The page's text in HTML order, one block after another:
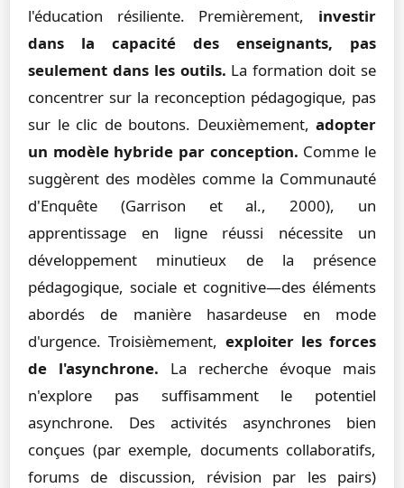
l'éducation résiliente. Premièrement, investir
dans la capacité des enseignants, pas
seulement dans les outils. La formation doit se
concentrer sur la reconception pédagogique, pas
sur le clic de boutons. Deuxièmement, adopter
un modèle hybride par conception. Comme le
suggèrent des modèles comme la Communauté
d'Enquête (Garrison et al., 2000), un
apprentissage en ligne réussi nécessite un
développement minutieux de la présence
pédagogique, sociale et cognitive—des éléments
abordés de manière hasardeuse en mode
d'urgence. Troisièmement, exploiter les forces
de l'asynchrone. La recherche évoque mais
n'explore pas suffisamment le potentiel
asynchrone. Des activités asynchrones bien
conçues (par exemple, documents collaboratifs,
forums de discussion, révision par les pairs)